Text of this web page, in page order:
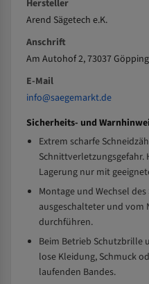
Hersteller
Arend Sägetech e.K.
Anschrift
Am Autohof 2, 73037
E-Mail
info@saegemarkt.de
Sicherheits- und
Extrem scharfe
Lagerung nur mit
Montage und Wechsel
ausgeschalteter und vom
durchführen.
Beim Betrieb Schutzbrille
lose Kleidung, Schmuck
laufenden Bandes.